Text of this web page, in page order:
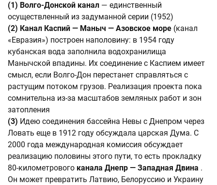
(1) Волго-Донской канал — единственный
осуществленный из задуманной серии (1952)
(2) Канал Каспий — Маныч — Азовское море (канал
«Евразия») построен наполовину: в 1954 году
кубанская вода заполнила водохранилища
Манычской впадины. Их соединение с Каспием имеет
смысл, если Волго-Дон перестанет справляться с
растущим потоком грузов. Реализация проекта пока
сомнительна из-за масштабов земляных работ и зон
затопления
(3) Идею соединения бассейна Невы с Днепром через
Ловать еще в 1912 году обсуждала царская Дума. С
2000 года международная комиссия обсуждает
реализацию половины этого пути, то есть прокладку
80-километрового канала Днепр — Западная Двина .
Он может превратить Латвию, Белоруссию и Украину